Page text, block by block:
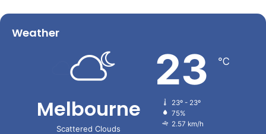
Weather
Melbourne
Scattered Clouds
23 ℃
23º - 23º
75%
2.57 km/h